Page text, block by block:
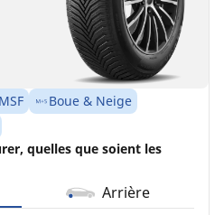
Boue & Neige
quelles que soient les
Arrière